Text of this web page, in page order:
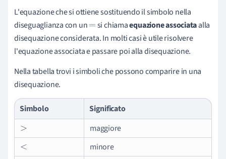
L'equazione che si ottiene sostituendo il simbolo nella
diseguaglianza con un= si chiamaequazione associataalla
disequazione considerata. In molti casi è utile risolvere
l'equazione associata e passare poi alla disequazione.
Nella tabella trovi i simboli che possono comparire in una
disequazione.
Simbolo
Significato
>
maggiore
<
minore